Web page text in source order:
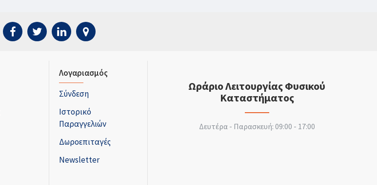
Λογαριασμός
Σύνδεση
Ιστορικό
Παραγγελιών
Δωροεπιταγές
Newsletter
Ωράριο Λειτουργίας Φυσικού
Καταστήματος
Δευτέρα - Παρασκευή: 09:00 - 17:00